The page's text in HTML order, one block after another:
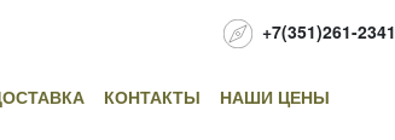
+7(351)261-2341
КОНТАКТЫ НАШИ ЦЕНЫ